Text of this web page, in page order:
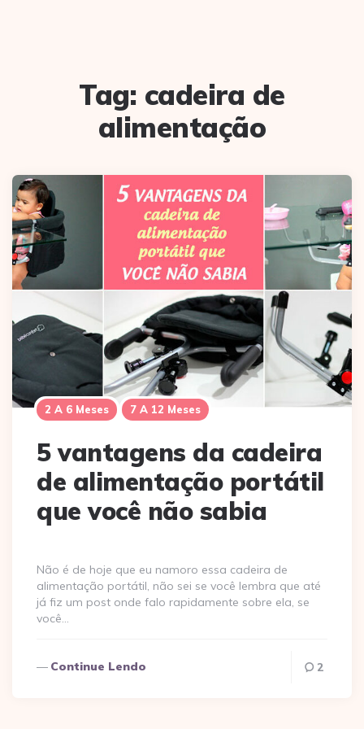
Tag: cadeira de
alimentação
2 A 6 Meses 7 A 12 Meses
5 vantagens da cadeira
de alimentação portátil
que você não sabia
Não é de hoje que eu namoro essa cadeira de
alimentação portátil, não sei se você lembra que até
já fiz um post onde falo rapidamente sobre ela, se
você…
Continue Lendo 2